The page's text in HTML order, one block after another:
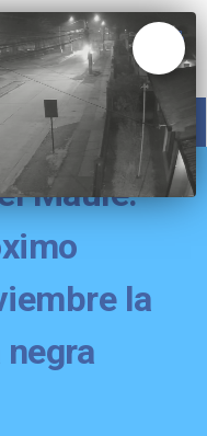
DEPORTES
Maule:
la